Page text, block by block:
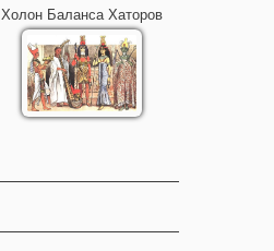
Холон Баланса Хаторов